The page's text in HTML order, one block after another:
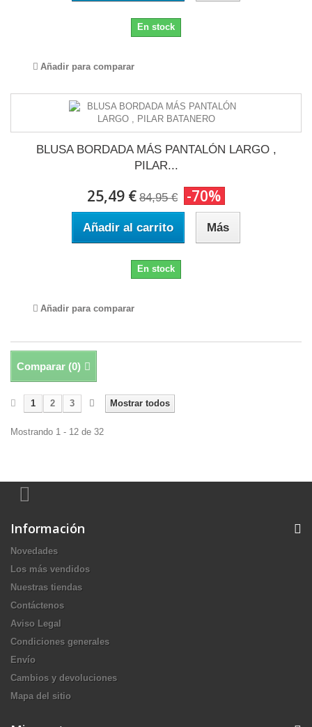
En stock
Añadir para comparar
BLUSA BORDADA MÁS PANTALÓN LARGO ,
PILAR...
25,49 € 84,95 € -70%
Añadir al carrito Más
En stock
Añadir para comparar
Comparar (0)
Mostrar todos
1 2 3
Mostrando 1 - 12 de 32
Información
Novedades
Los más vendidos
Nuestras tiendas
Contáctenos
Aviso Legal
Condiciones generales
Envío
Cambios y devoluciones
Mapa del sitio